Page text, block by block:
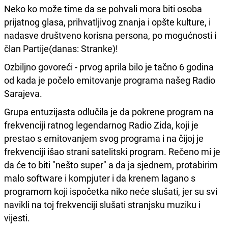
Neko ko može time da se pohvali mora biti osoba
prijatnog glasa, prihvatljivog znanja i opšte kulture, i
nadasve društveno korisna persona, po mogućnosti i
član Partije(danas: Stranke)!
Ozbiljno govoreći - prvog aprila bilo je tačno 6 godina
od kada je počelo emitovanje programa našeg Radio
Sarajeva.
Grupa entuzijasta odlučila je da pokrene program na
frekvenciji ratnog legendarnog Radio Zida, koji je
prestao s emitovanjem svog programa i na čijoj je
frekvenciji išao strani satelitski program. Rečeno mi je
da će to biti "nešto super" a da ja sjednem, protabirim
malo software i kompjuter i da krenem lagano s
programom koji ispočetka niko neće slušati, jer su svi
navikli na toj frekvenciji slušati stranjsku muziku i
vijesti.